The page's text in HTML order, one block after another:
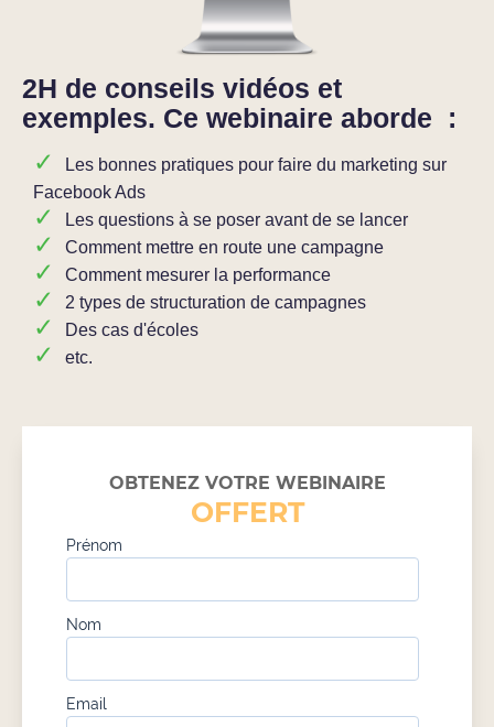
2H de conseils vidéos et
exemples. Ce webinaire aborde :
Les bonnes pratiques pour faire du marketing sur
Facebook Ads
Les questions à se poser avant de se lancer
Comment mettre en route une campagne
Comment mesurer la performance
2 types de structuration de campagnes
Des cas d'écoles
etc.
OBTENEZ VOTRE WEBINAIRE
OFFERT
Prénom
Nom
Email